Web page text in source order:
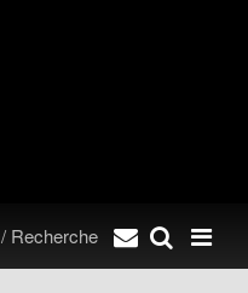
/ Recherche